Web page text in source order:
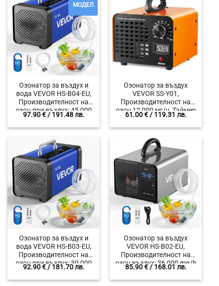
Озонатор за въздух и
вода VEVOR HS-B04-EU,
Производителност на
озон при въздух: 45 000
mg/h и вода: 1000 mg/h,
Подходяща площ: до 350
97.90€/ 191.48 лв.
МОДЕЛ
Озонатор за въздух
VEVOR SS-Y01,
Производителност на
озон 12 000 мг/ч, Таймер
0-120 минути, За
обработка на жилища,
помещения, автомобили,
каравани
61.00€/ 119.31 лв.
Озонатор за въздух и
вода VEVOR HS-B03-EU,
Производителност на
озон при въздух: 30 000
mg/h и вода: 1000 mg/h,
Подходяща площ: до 250
92.90€/ 181.70 лв.
Озонатор за въздух
VEVOR HS-B02-EU,
Производителност на
озон въздух: 36 000 mg/h
и вода: 1000 mg/h,
Подходяща площ до 300
85.90€/ 168.01 лв.